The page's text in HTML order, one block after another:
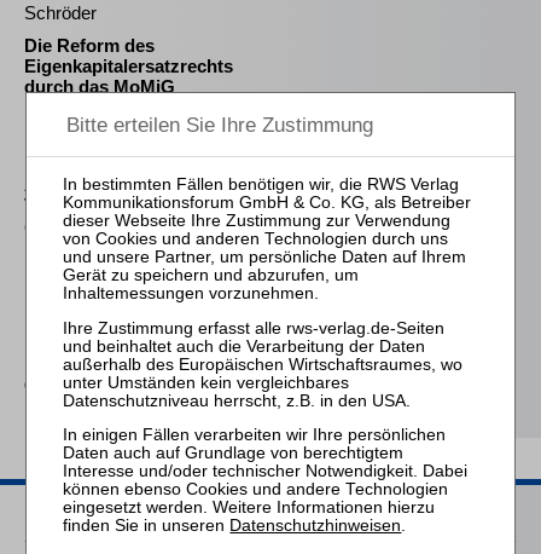
Schröder
Die Reform des
Eigenkapitalersatzrechts
durch das MoMiG
Sahrmann
Praxis der Zu- und
Abschläge bei der
Vergütung des
(vorläufigen)
Insolvenzverwalters
Schmitz-Justen
Die Haftung des
Kommanditisten in der
Insolvenz der
Gesellschaft
Passende SeminareDatenschutzhinweisen.